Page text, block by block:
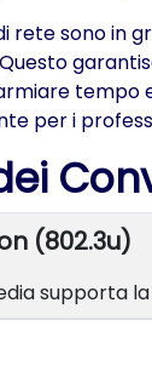
rete sono in
tempo
per i
(802.3u)
supporta